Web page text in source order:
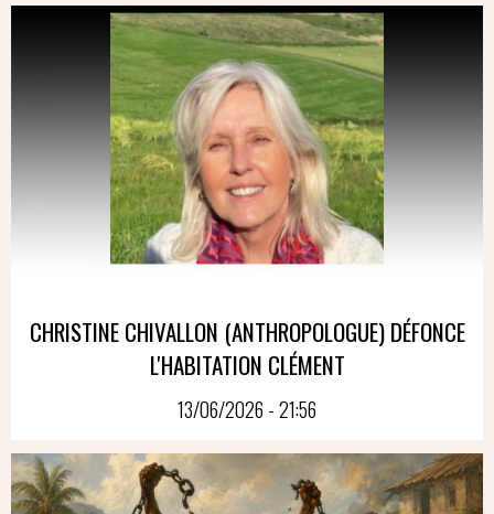
CHRISTINE CHIVALLON (ANTHROPOLOGUE) DÉFONCE
L'HABITATION CLÉMENT
13/06/2026 - 21:56